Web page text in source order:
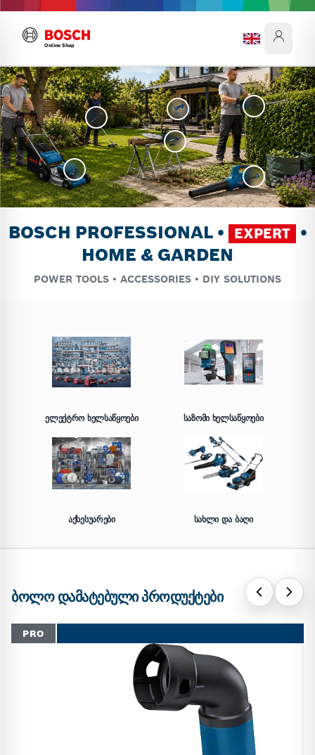
Online Shop
BOSCH PROFESSIONAL • EXPERT
•
HOME & GARDEN
POWER TOOLS • ACCESSORIES • DIY SOLUTIONS
ᲔᲚᲔᲥᲢᲠᲝ ᲮᲔᲚᲡᲐᲬᲧᲝᲔᲑᲘ ᲡᲐᲖᲝᲛᲘ ᲮᲔᲚᲡᲐᲬᲧᲝᲔᲑᲘ
ᲐᲥᲡᲔᲡᲣᲐᲠᲔᲑᲘ ᲡᲐᲮᲚᲘ ᲓᲐ ᲑᲐᲦᲘ
ᲑᲝᲚᲝ ᲓᲐᲛᲐᲢᲔᲑᲣᲚᲘ ᲞᲠᲝᲓᲣᲥᲢᲔᲑᲘ
PRO